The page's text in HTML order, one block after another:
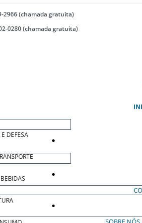
2966 (chamada gratuita)
0280 (chamada gratuita)
DEFESA